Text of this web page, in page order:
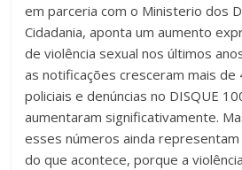
em parceria com o Ministerio dos
Cidadania, aponta um aumento
de violência sexual nos últimos
as notificações cresceram mais
policiais e denúncias no DISQUE
aumentaram significativamente.
esses números ainda
do que acontece, porque a